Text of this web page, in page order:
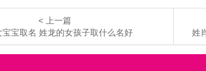
< 上一篇
宝宝取名 姓龙的女孩子取什么名好
姓